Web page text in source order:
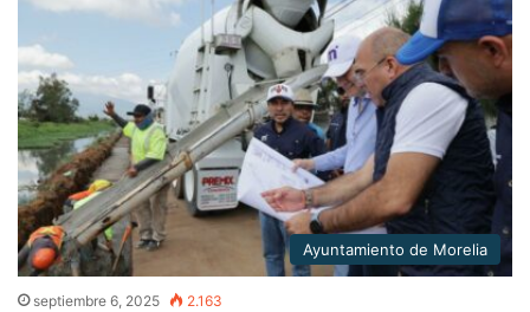
Ayuntamiento de Morelia
septiembre 6, 2025 2.163